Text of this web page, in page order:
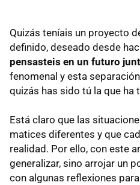
Quizás teníais un proyecto
definido, deseado desde
pensasteis en un futuro
fenomenal y esta
quizás has sido tú la que ha
Está claro que las
matices diferentes y que
realidad. Por ello, con este
generalizar, sino arrojar un
con algunas reflexiones